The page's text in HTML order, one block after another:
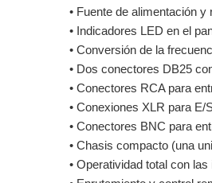
• Fuente de alimentación
• Indicadores LED en el
• Conversión de la
• Dos conectores DB25
• Conectores RCA para
• Conexiones XLR para
• Conectores BNC para
• Chasis compacto (una
• Operatividad total con